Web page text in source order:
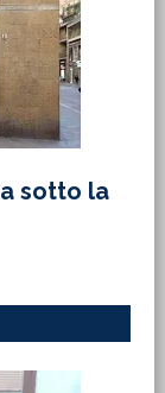
sotto la